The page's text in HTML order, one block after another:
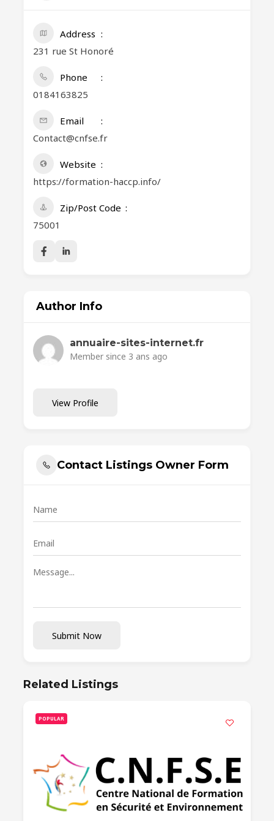
Address
231 rue St Honoré
Phone
0184163825
Email
Contact@cnfse.fr
Website
https://formation-haccp.info/
Zip/Post Code
75001
Author Info
annuaire-sites-internet.fr
Member since 3 ans ago
View Profile
Contact Listings Owner Form
Submit Now
Related Listings
POPULAR